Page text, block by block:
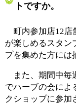
トですか。
町内参加店12店
が楽しめるスタン
プを集めた方には
また、期間中毎
でハーブの会によ
クショップに参加